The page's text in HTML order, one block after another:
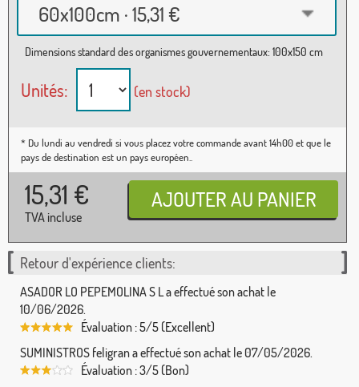
60x100cm · 15,31 €
Dimensions standard des organismes gouvernementaux: 100x150 cm
Unités: (en stock)
* Du lundi au vendredi si vous placez votre commande avant 14h00 et que le
pays de destination est un pays européen..
15,31 €
TVA incluse
Retour d'expérience clients:
ASADOR LO PEPEMOLINA S L a effectué son achat le
10/06/2026.
Évaluation : 5/5 (Excellent)
SUMINISTROS feligran a effectué son achat le 07/05/2026.
Évaluation : 3/5 (Bon)